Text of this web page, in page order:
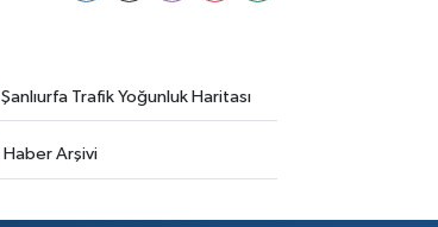
Şanlıurfa Trafik Yoğunluk Haritası
Haber Arşivi